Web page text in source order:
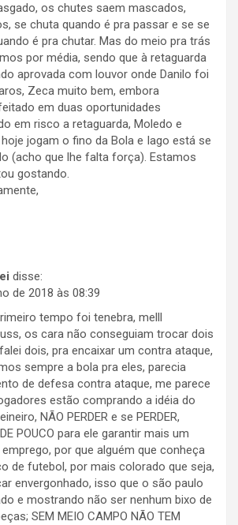
os chutes saem mascados,
se chuta quando é pra passar e se se
é pra chutar. Mas do meio pra trás
por média, sendo que à retaguarda
aprovada com louvor onde Danilo foi
Zeca muito bem, embora
em duas oportunidades
em risco a retaguarda, Moledo e
jogam o fino da Bola e Iago está se
(acho que lhe falta força). Estamos
gostando.
disse:
de 2018 às 08:39
tempo foi tenebra, melll
os cara não conseguiam trocar dois
dois, pra encaixar um contra ataque,
sempre a bola pra eles, parecia
de defesa contra ataque, me parece
estão comprando a idéia do
NÃO PERDER e se PERDER,
DE POUCO para ele garantir mais um
por que alguém que conheça
de futebol, por mais colorado que seja,
envergonhado, isso que o são paulo
e mostrando não ser nenhum bixo de
SEM MEIO CAMPO NÃO TEM